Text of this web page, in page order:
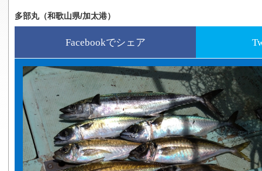
多部丸（和歌山県/加太港）
Facebookでシェア